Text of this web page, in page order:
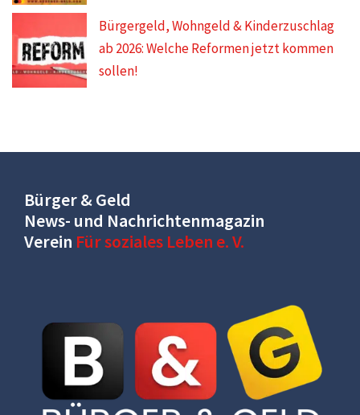
Bürgergeld, Wohngeld & Kinderzuschlag
ab 2026: Welche Reformen jetzt kommen
sollen!
Bürger & Geld
News- und Nachrichtenmagazin
Verein Für soziales Leben e. V.